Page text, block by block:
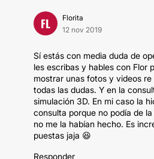
FL
Florita
12 nov 2019
Sí estás con media duda de
les escribas y hables con Flor
mostrar unas fotos y videos
todas las dudas. Y en la
simulación 3D. En mi caso la
consulta porque no podía de
no me la habían hecho. Es
puestas jaja 😆
Responder